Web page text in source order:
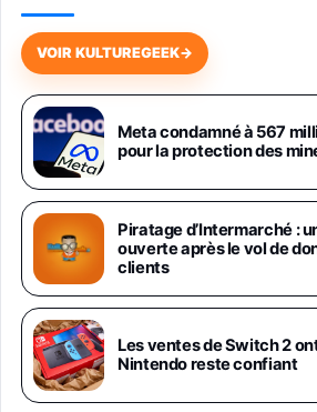
648,63€834,71€
Samsung Galaxy Miracle
Android 5G avec Galaxy AI,
Chargeur Secteur Rapide
Smartphone déverrouillé,
1019€
Galaxy S26 Ultra 512 Go
1019€1399€Fnac (Vendeur Tiers)
Galaxy S26 Ultra 256 Go
892€1199€Fnac (Vendeur Tiers)
VOIR KULTUREGEEK→
Meta condamné à 567
pour la protection des
Piratage d’Intermarché :
ouverte après le vol de
clients
Les ventes de Switch 2
Nintendo reste confiant